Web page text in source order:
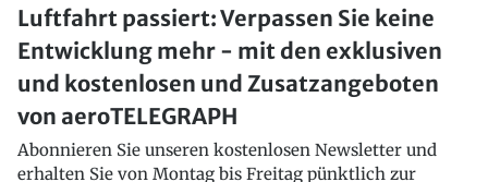
Luftfahrt passiert: Verpassen Sie keine
Entwicklung mehr - mit den exklusiven
und kostenlosen und Zusatzangeboten
von aeroTELEGRAPH
Abonnieren Sie unseren kostenlosen Newsletter und
erhalten Sie von Montag bis Freitag pünktlich zur